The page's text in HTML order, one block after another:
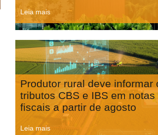
Leia mais
Produtor rural deve informar
tributos CBS e IBS em notas
fiscais a partir de agosto
Leia mais